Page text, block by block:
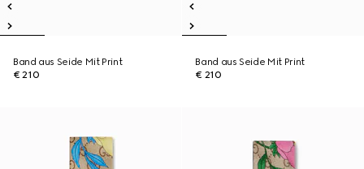
Band aus Seide Mit Print
€ 210
Band aus Seide Mit Print
€ 210